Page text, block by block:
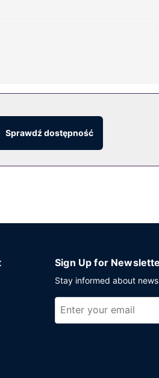
na miejscu to bezpłatne
Sprawdź dostępność
Sign Up for
Stay informed about